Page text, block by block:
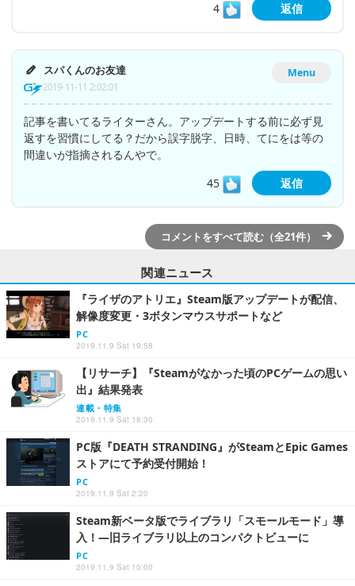
4
返信
Menu
スパくんのお友達
2019-11-11 2:02:01
記事を書いてるライターさん。アップデートする前に必ず見
返すを習慣にしてる？だから誤字脱字、日時、てにをは等の
間違いが指摘されるんやで。
45
返信
コメントをすべて読む（全21件）
関連ニュース
『ライザのアトリエ』Steam版アップデートが配信、
解像度変更・3ボタンマウスサポートなど
PC
2019.11.9 Sat 19:58
【リサーチ】『Steamがなかった頃のPCゲームの思い
出』結果発表
連載・特集
2019.11.9 Sat 18:30
PC版『DEATH STRANDING』がSteamとEpic Games
ストアにて予約受付開始！
PC
2019.11.9 Sat 2:20
Steam新ベータ版でライブラリ「スモールモード」導
入！―旧ライブラリ以上のコンパクトビューに
PC
2019.11.9 Sat 10:00